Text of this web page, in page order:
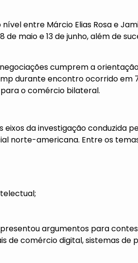
entre Márcio Elias Rosa e
maio e 13 de junho, além de
cumprem a
durante encontroocorrido em
o comércio bilateral.
da investigação conduzida
norte-americana. Entre os
argumentos para
de comércio digital, sistemas de